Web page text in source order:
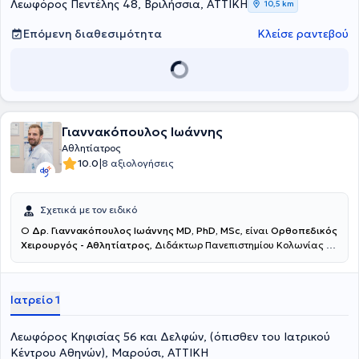
στην αρθροσκοπική χειρουργική. Τέλος, ο γιατρός είναι
εκπαιδευμένος και πιστοποιημένος στην υπερηχογραφία του
Λεωφόρος Πεντέλης 48, Βριλήσσια, ΑΤΤΙΚΗ 10,5 km
Επόμενη διαθεσιμότητα Κλείσε ραντεβού
Γιαννακόπουλος Ιωάννης
Αθλητίατρος
10.0|8 αξιολογήσεις
Σχετικά με τον ειδικό
Ο Δρ. Γιαννακόπουλος Ιωάννης MD, PhD, MSc, είναι Ορθοπεδικός
Χειρουργός - Αθλητίατρος, Διδάκτωρ Πανεπιστημίου Κολωνίας με
της Ορθοπεδικής Κλινικής Χειρουργικής Κάτω Ακρων και
Μαρούσι. Μετά από
μεγάλη χειρουργική εμπειρία, υπηρετώντας ως Διευθυντής
τμήματος Χειρουργικής Ποδοκνημικής και Ακρου Ποδός, αν.
Διευθυντής Ορθοπεδικής Κλινικής και Συντονιστής Πιστοποιημένου
Ιατρείο 1
Λεωφόρος Κηφισίας 56 και Δελφών, (όπισθεν του Ιατρικού
Κέντρου Αθηνών), Μαρούσι, ΑΤΤΙΚΗ